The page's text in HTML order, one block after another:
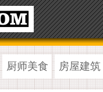
厨师美食 房屋建筑